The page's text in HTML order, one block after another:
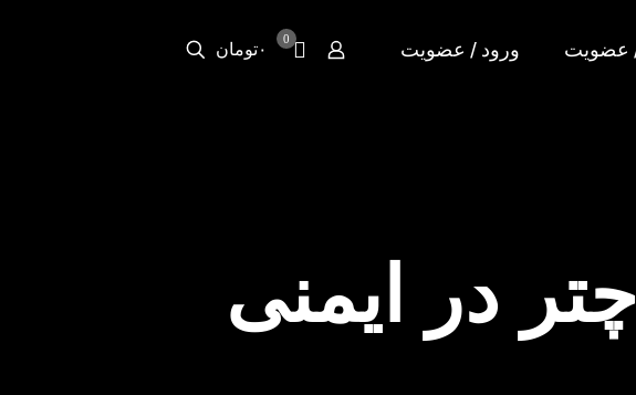
عضویت ورود / عضویت 0
۰تومان
در ایمنی